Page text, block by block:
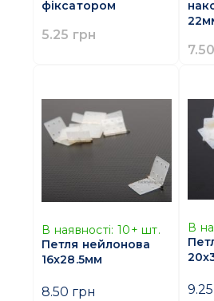
фіксатором
5.25 грн
В наявності: 10+ шт.
Петля нейлонова
16x28.5мм
8.50 грн
В